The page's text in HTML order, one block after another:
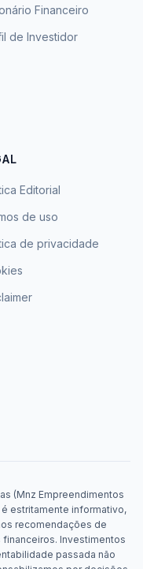
Financeiro
de Investidor
Editorial
de uso
de privacidade
(Mnz Empreendimentos
é estritamente informativo,
recomendações de
Investimentos
passada não